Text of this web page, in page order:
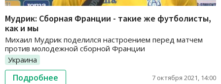
Мудрик: Сборная Франции - такие же футболисты,
как и мы
Михаил Мудрик поделился настроением перед матчем
против молодежной сборной Франции
Украина
Подробнее 7 октября 2021, 14:00